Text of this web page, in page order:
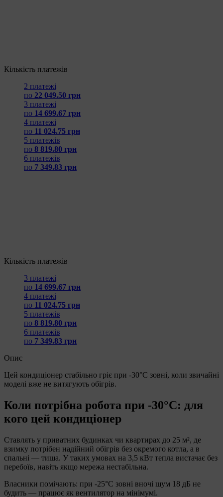
Кількість платежів
2 платежі
по 22 049.50 грн
3 платежі
по 14 699.67 грн
4 платежі
по 11 024.75 грн
5 платежів
по 8 819.80 грн
6 платежів
по 7 349.83 грн
Кількість платежів
3 платежі
по 14 699.67 грн
4 платежі
по 11 024.75 грн
5 платежів
по 8 819.80 грн
6 платежів
по 7 349.83 грн
Опис
Цей кондиціонер стабільно гріє при -30°C зовні, коли звичайні
моделі вже не витягують обігрів.
Коли потрібна робота при -30°C: для
кого цей кондиціонер
Ставлять у приватних будинках чи квартирах до 25 м², де
взимку потрібен надійний обігрів без окремого котла, а в
спальні — тиша. У таких умовах на 3,5 кВт тепла вистачає без
перебоїв, навіть якщо мережа нестабільна.
Власники помічають: при -25°C зовні вночі шум 18 дБ не
будить — працює як вентилятор на мінімумі.